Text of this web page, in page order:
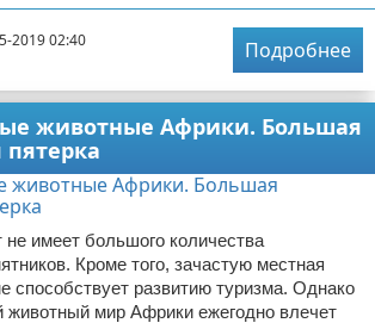
2019 02:40
Подробнее
животные Африки. Большая
не имеет большого количества
Кроме того, зачастую местная
способствует развитию туризма. Однако
животный мир Африки ежегодно влечет